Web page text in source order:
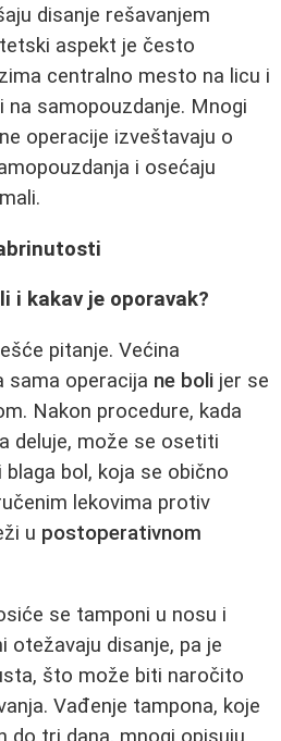
disanje rešavanjem
aspekt je često
centralno mesto na licu i
samopouzdanje. Mnogi
operacije izveštavaju o
i osećaju
i kakav je oporavak?
pitanje. Većina
sama operacija ne boli jer se
Nakon procedure, kada
deluje, može se osetiti
bol, koja se obično
lekovima protiv
u postoperativnom
se tamponi u nosu i
otežavaju disanje, pa je
što može biti naročito
Vađenje tampona, koje